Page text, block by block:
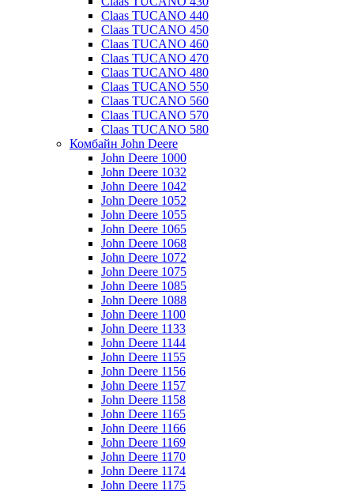
Claas TUCANO 440
Claas TUCANO 450
Claas TUCANO 460
Claas TUCANO 470
Claas TUCANO 480
Claas TUCANO 550
Claas TUCANO 560
Claas TUCANO 570
Claas TUCANO 580
Комбайн John Deere
John Deere 1000
John Deere 1032
John Deere 1042
John Deere 1052
John Deere 1055
John Deere 1065
John Deere 1068
John Deere 1072
John Deere 1075
John Deere 1085
John Deere 1088
John Deere 1100
John Deere 1133
John Deere 1144
John Deere 1155
John Deere 1156
John Deere 1157
John Deere 1158
John Deere 1165
John Deere 1166
John Deere 1169
John Deere 1170
John Deere 1174
John Deere 1175